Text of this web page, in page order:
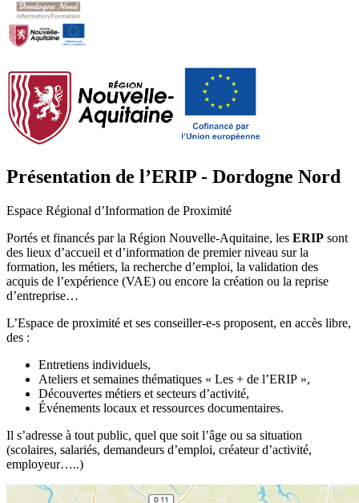
Présentation de l’ERIP - Dordogne Nord
Espace Régional d’Information de Proximité
Portés et financés par la Région Nouvelle-Aquitaine, les ERIP sont
des lieux d’accueil et d’information de premier niveau sur la
formation, les métiers, la recherche d’emploi, la validation des
acquis de l’expérience (VAE) ou encore la création ou la reprise
d’entreprise…
L’Espace de proximité et ses conseiller-e-s proposent, en accès libre,
des :
Entretiens individuels,
Ateliers et semaines thématiques « Les + de l’ERIP »,
Découvertes métiers et secteurs d’activité,
Événements locaux et ressources documentaires.
Il s’adresse à tout public, quel que soit l’âge ou sa situation
(scolaires, salariés, demandeurs d’emploi, créateur d’activité,
employeur…..)